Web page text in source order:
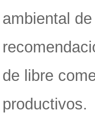
ambiental
de libre
productivos.